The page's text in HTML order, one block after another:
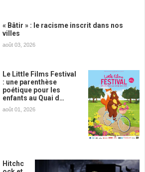
« Bâtir » : le racisme inscrit dans nos
villes
août 03, 2026
Le Little Films Festival
: une parenthèse
poétique pour les
enfants au Quai d…
août 01, 2026
Hitchc